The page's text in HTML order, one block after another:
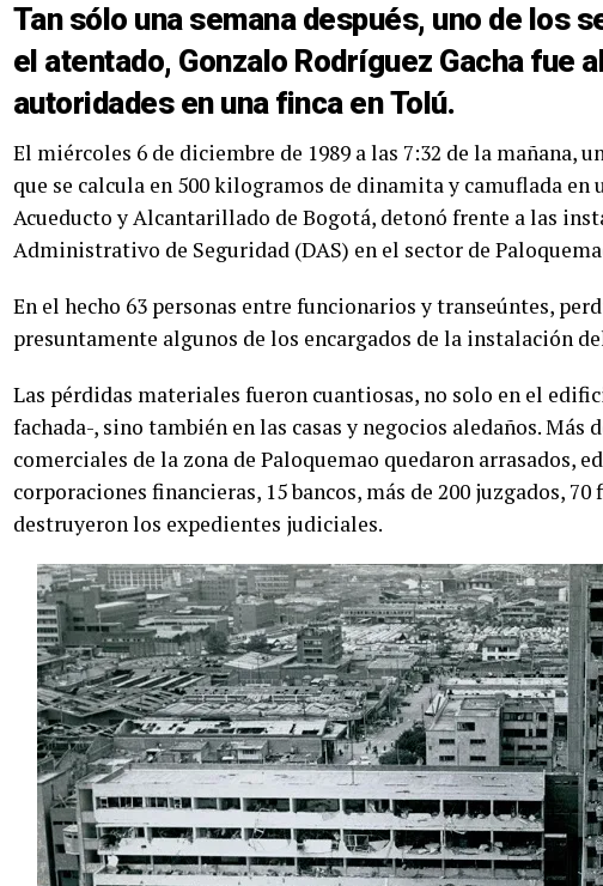
Tan sólo una semana después, uno de los
el atentado, Gonzalo Rodríguez Gachafue
autoridades en una finca enTolú.
El miércoles 6 de diciembre de 1989 a las 7:32 de la mañana,
que se calcula en 500 kilogramos de dinamitay camuflada en
Acueducto y Alcantarillado de Bogotá, detonó frente a las
Administrativo de Seguridad (DAS) en el sector de
En el hecho 63 personas entre funcionarios y transeúntes,
presuntamente algunos de los encargados de la instalación
Las pérdidas materiales fueron cuantiosas, no solo en el
fachada-, sino también en las casas y negocios aledaños. Más
comerciales de la zona de Paloquemao quedaron arrasados,
corporaciones financieras, 15 bancos, más de 200 juzgados, 70
destruyeron los expedientes judiciales.